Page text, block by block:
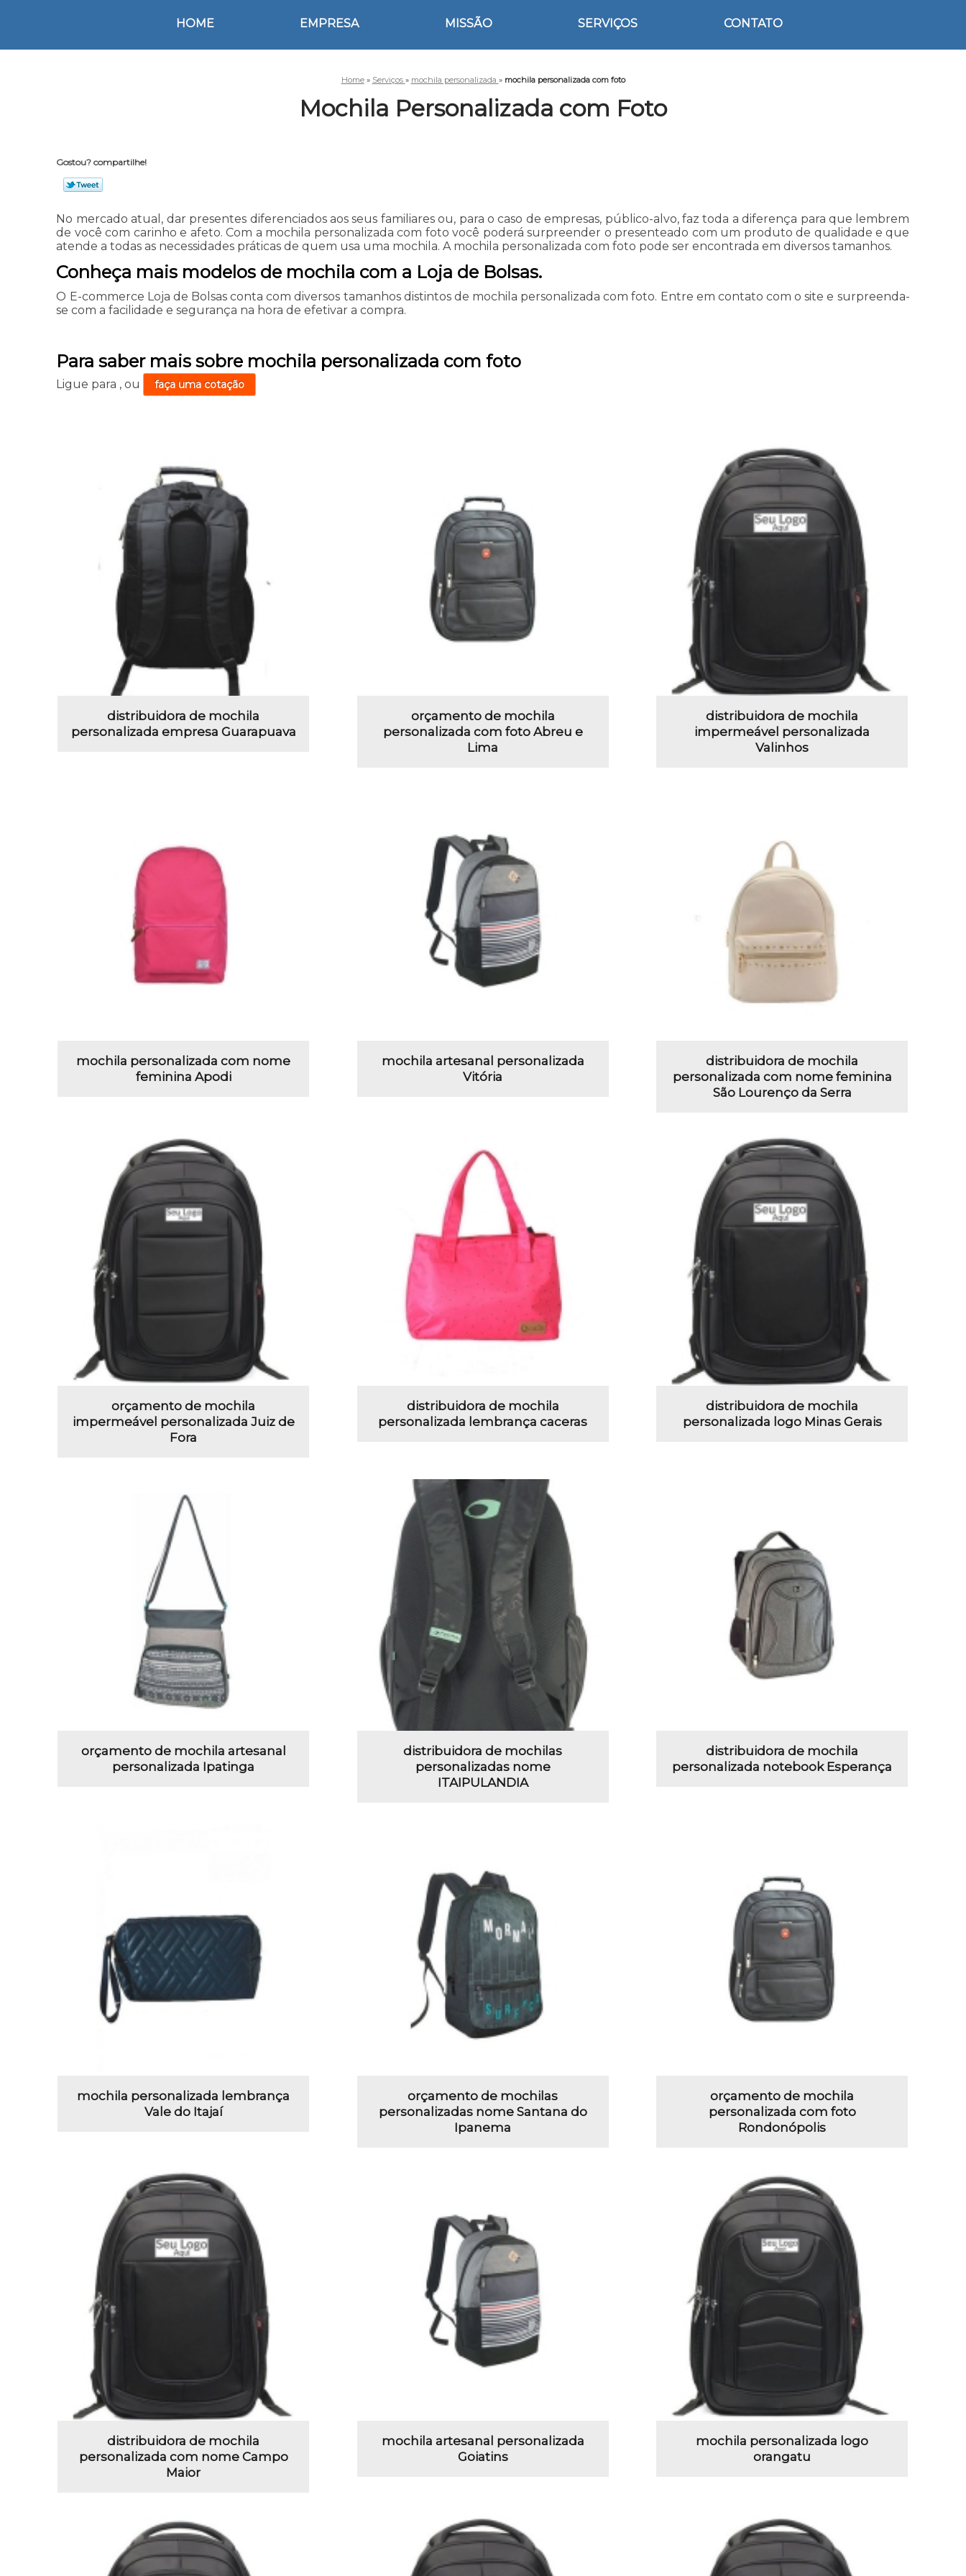
HOME EMPRESA MISSÃO SERVIÇOS CONTATO
Home » Serviços » mochila personalizada » mochila personalizada com foto
Mochila Personalizada com Foto
Gostou? compartilhe!
No mercado atual, dar presentes diferenciados aos seus familiares ou, para o caso de empresas, público-alvo, faz toda a diferença para que lembrem
de você com carinho e afeto. Com a mochila personalizada com foto você poderá surpreender o presenteado com um produto de qualidade e que
atende a todas as necessidades práticas de quem usa uma mochila. A mochila personalizada com foto pode ser encontrada em diversos tamanhos.
Conheça mais modelos de mochila com a Loja de Bolsas.
O E-commerce Loja de Bolsas conta com diversos tamanhos distintos de mochila personalizada com foto. Entre em contato com o site e surpreenda-
se com a facilidade e segurança na hora de efetivar a compra.
Para saber mais sobre mochila personalizada com foto
Ligue para ,ou faça uma cotação
distribuidora de mochila
personalizada empresa Guarapuava
orçamento de mochila
personalizada com foto Abreu e
Lima
distribuidora de mochila
impermeável personalizada
Valinhos
mochila personalizada com nome
feminina Apodi
mochila artesanal personalizada
Vitória
distribuidora de mochila
personalizada com nome feminina
São Lourenço da Serra
orçamento de mochila
impermeável personalizada Juiz de
Fora
distribuidora de mochila
personalizada lembrança caceras
distribuidora de mochila
personalizada logo Minas Gerais
orçamento de mochila artesanal
personalizada Ipatinga
distribuidora de mochilas
personalizadas nome
ITAIPULANDIA
distribuidora de mochila
personalizada notebook Esperança
mochila personalizada lembrança
Vale do Itajaí
orçamento de mochilas
personalizadas nome Santana do
Ipanema
orçamento de mochila
personalizada com foto
Rondonópolis
distribuidora de mochila
personalizada com nome Campo
Maior
mochila artesanal personalizada
Goiatins
mochila personalizada logo
orangatu